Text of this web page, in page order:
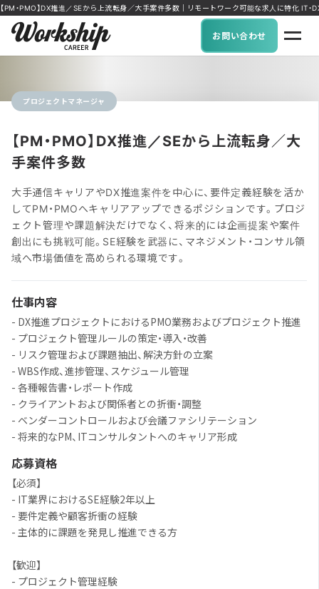
【PM・PMO】DX推進／SEから上流転身／大手案件多数｜リモートワーク可能な求人に特化 IT
お問い合わせ
プロジェクトマネージャ
【PM・PMO】DX推進／SEから上流転身／大
手案件多数
大手通信キャリアやDX推進案件を中心に、要件定義経験を活か
してPM・PMOへキャリアアップできるポジションです。プロジ
ェクト管理や課題解決だけでなく、将来的には企画提案や案件
創出にも挑戦可能。SE経験を武器に、マネジメント・コンサル領
域へ市場価値を高められる環境です。
仕事内容
- DX推進プロジェクトにおけるPMO業務およびプロジェクト推進
- プロジェクト管理ルールの策定・導入・改善
- リスク管理および課題抽出、解決方針の立案
- WBS作成、進捗管理、スケジュール管理
- 各種報告書・レポート作成
- クライアントおよび関係者との折衝・調整
- ベンダーコントロールおよび会議ファシリテーション
- 将来的なPM、ITコンサルタントへのキャリア形成
応募資格
【必須】
- IT業界におけるSE経験2年以上
- 要件定義や顧客折衝の経験
- 主体的に課題を発見し推進できる方
【歓迎】
- プロジェクト管理経験